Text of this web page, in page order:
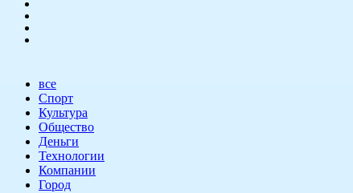
все
Спорт
Культура
Общество
Деньги
Технологии
Компании
Город